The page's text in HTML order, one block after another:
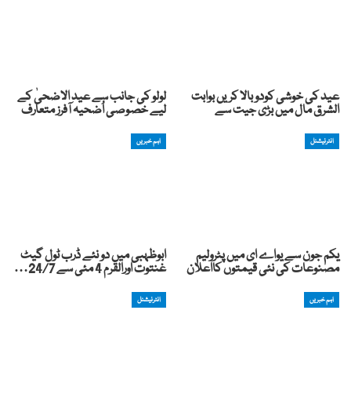
عید کی خوشی کودوبالا کریں بوابت
الشرق مال میں بڑی جیت سے
لولو کی جانب سے عید الاضحیٰ کے
لیے خصوصی اُضحیہ آفرز متعارف
انٹرنیشنل
یکم جون سے یواے ای میں پٹرولیم
مصنوعات کی نئی قیمتوں کااعلان
اہم خبریں
ابوظہبی میں دو نئے ڈرب ٹول گیٹ
غنتوت اورالقرم 4 مئی سے 24/7…
اہم خبریں انٹرنیشنل